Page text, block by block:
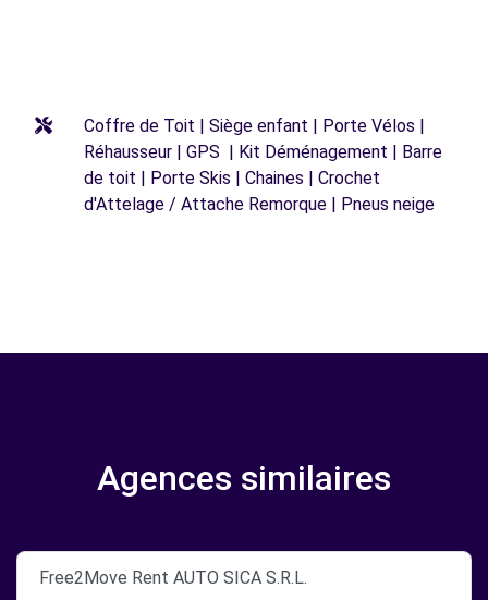
Coffre de Toit | Siège enfant | Porte Vélos |
Réhausseur | GPS | Kit Déménagement | Barre
de toit | Porte Skis | Chaines | Crochet
d'Attelage / Attache Remorque | Pneus neige
Agences similaires
Free2Move Rent AUTO SICA S.R.L.